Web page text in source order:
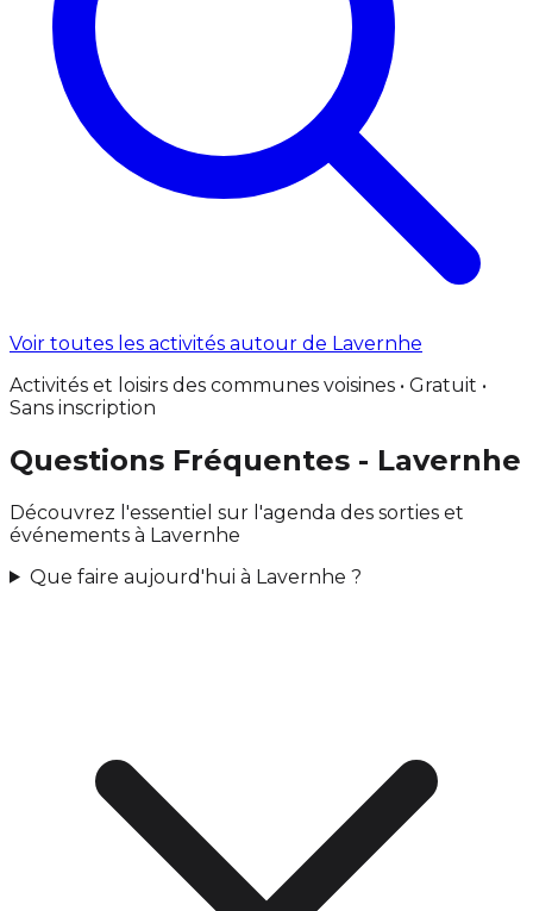
Voir toutes les activités autour de Lavernhe
Activités et loisirs des communes voisines • Gratuit •
Sans inscription
Questions Fréquentes - Lavernhe
Découvrez l'essentiel sur l'agenda des sorties et
événements à Lavernhe
Que faire aujourd'hui à Lavernhe ?